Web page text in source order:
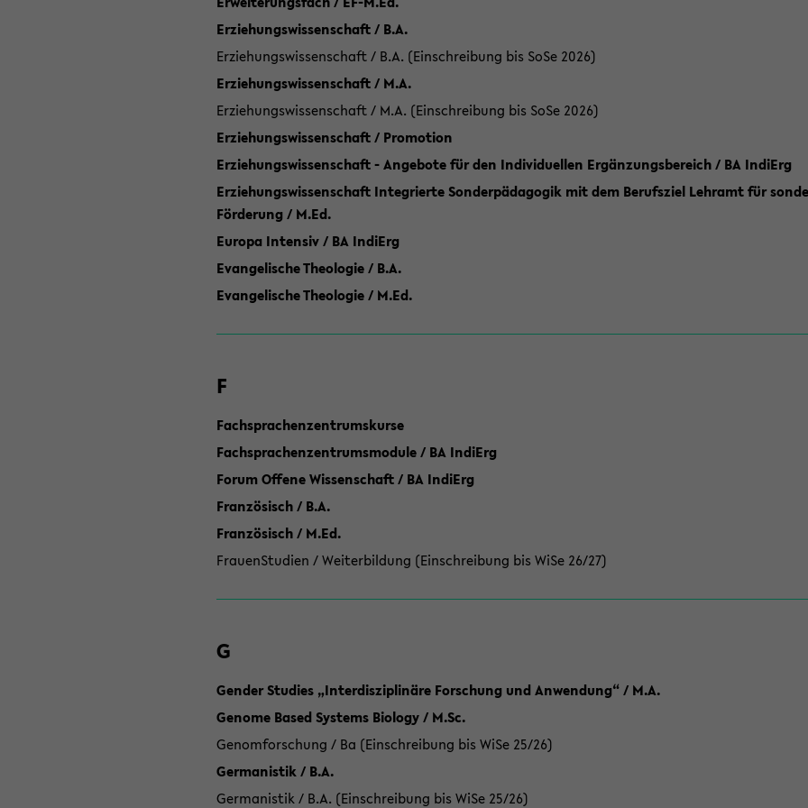
Erziehungswissenschaft / B.A.
Erziehungswissenschaft / B.A. (Einschreibung bis SoSe 2026)
Erziehungswissenschaft / M.A.
Erziehungswissenschaft / M.A. (Einschreibung bis SoSe 2026)
Erziehungswissenschaft / Promotion
Erziehungswissenschaft - Angebote für den Individuellen Ergänzungsbereich / BA IndiErg
Erziehungswissenschaft Integrierte Sonderpädagogik mit dem Berufsziel Lehramt für
Förderung / M.Ed.
Europa Intensiv / BA IndiErg
Evangelische Theologie / B.A.
Evangelische Theologie / M.Ed.
F
Fachsprachenzentrumskurse
Fachsprachenzentrumsmodule / BA IndiErg
Forum Offene Wissenschaft / BA IndiErg
Französisch / B.A.
Französisch / M.Ed.
FrauenStudien / Weiterbildung (Einschreibung bis WiSe 26/27)
G
Gender Studies „Interdisziplinäre Forschung und Anwendung“ / M.A.
Genome Based Systems Biology / M.Sc.
Genomforschung / Ba (Einschreibung bis WiSe 25/26)
Germanistik / B.A.
Germanistik / B.A. (Einschreibung bis WiSe 25/26)